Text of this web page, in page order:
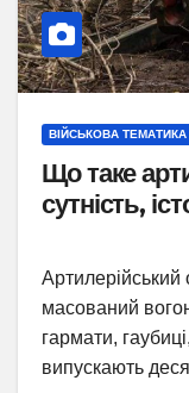
ВІЙСЬКОВА ТЕМАТИКА
Що таке
сутність,
Артилерійський
масований
гармати,
випускають